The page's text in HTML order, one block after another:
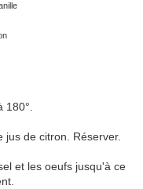
jus de citron. Réserver.
et les oeufs jusqu'à ce